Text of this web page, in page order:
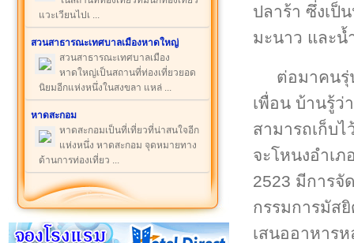
แวะเวียนไปเ ...
สวนสาธารณะเทศบาลเมืองหาดใหญ่
สวนสาธารณะเทศบาลเมือง
หาดใหญ่เป็นสถานที่ท่องเที่ยวยอด
นิยมอีกแห่งหนึ่งในสงขลา แหล่ ...
หาดสะกอม
หาดสะกอมเป็นที่เที่ยวที่น่าสนใจอีก
แห่งหนึ่ง หาดสะกอม จุดหมายทาง
ด้านการท่องเที่ยว ...
ปลาร้า ซึ่งเป็
มะนาว และน้
ต่อมาคนรุ่
เพื่อน บ้านรู้ว่
สามารถเก็บ
จะโหนงอำเ
2523 มีการจั
กรรมการมัส
เสนออาหาร